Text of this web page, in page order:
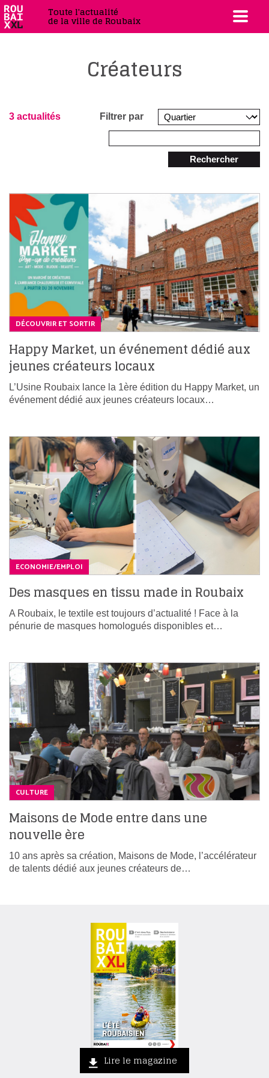
Toute l'actualité
de la ville de Roubaix
Créateurs
3 actualités Filtrer par
Rechercher
DÉCOUVRIR ET SORTIR
Happy Market, un événement dédié aux
jeunes créateurs locaux
L’Usine Roubaix lance la 1ère édition du Happy Market, un
événement dédié aux jeunes créateurs locaux…
ECONOMIE/EMPLOI
Des masques en tissu made in Roubaix
A Roubaix, le textile est toujours d’actualité ! Face à la
pénurie de masques homologués disponibles et…
CULTURE
Maisons de Mode entre dans une
nouvelle ère
10 ans après sa création, Maisons de Mode, l’accélérateur
de talents dédié aux jeunes créateurs de…
Lire le magazine